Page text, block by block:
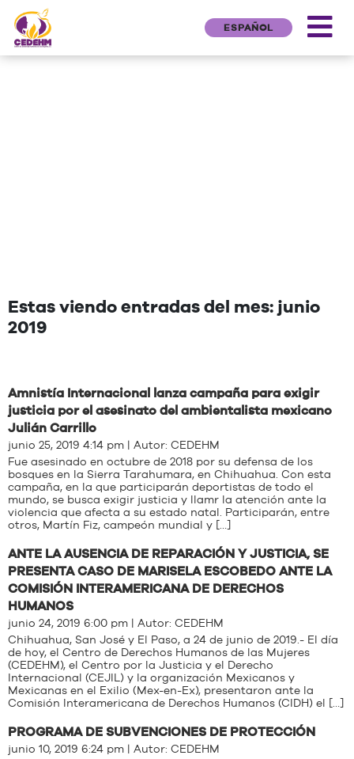
ESPAÑOL
Estas viendo entradas del mes: junio
2019
Amnistía Internacional lanza campaña para exigir
justicia por el asesinato del ambientalista mexicano
Julián Carrillo
junio 25, 2019 4:14 pm | Autor: CEDEHM
Fue asesinado en octubre de 2018 por su defensa de los
bosques en la Sierra Tarahumara, en Chihuahua. Con esta
campaña, en la que participarán deportistas de todo el
mundo, se busca exigir justicia y llamr la atención ante la
violencia que afecta a su estado natal. Participarán, entre
otros, Martín Fiz, campeón mundial y […]
ANTE LA AUSENCIA DE REPARACIÓN Y JUSTICIA, SE
PRESENTA CASO DE MARISELA ESCOBEDO ANTE LA
COMISIÓN INTERAMERICANA DE DERECHOS
HUMANOS
junio 24, 2019 6:00 pm | Autor: CEDEHM
Chihuahua, San José y El Paso, a 24 de junio de 2019.- El día
de hoy, el Centro de Derechos Humanos de las Mujeres
(CEDEHM), el Centro por la Justicia y el Derecho
Internacional (CEJIL) y la organización Mexicanos y
Mexicanas en el Exilio (Mex-en-Ex), presentaron ante la
Comisión Interamericana de Derechos Humanos (CIDH) el […]
PROGRAMA DE SUBVENCIONES DE PROTECCIÓN
junio 10, 2019 6:24 pm | Autor: CEDEHM